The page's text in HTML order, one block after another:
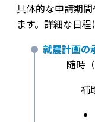
具体的な申請期
ます。詳細な日
就農計画の
随時
補